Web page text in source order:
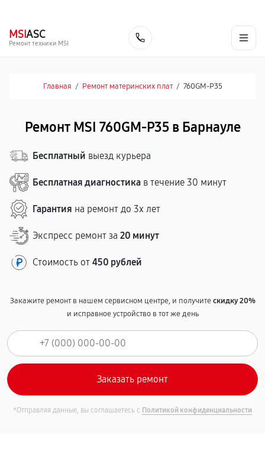
MSIASC
Ремонт техники MSI
Главная / Ремонт материнских плат / 760GM-P35
Ремонт MSI 760GM-P35 в Барнауле
Бесплатный выезд курьера
Бесплатная диагностика в течение 30 минут
Гарантия на ремонт до 3х лет
Экспресс ремонт за 20 минут
Стоимость от 450 рублей
Закажите ремонт в нашем сервисном центре, и получитескидку 20%
и исправное устройство в тот же день
*Отправляя данные, вы соглашаетесь с Политикой конфиденциальности